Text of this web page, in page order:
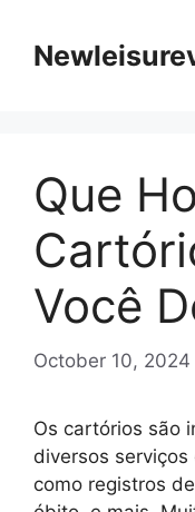
content
Que
Você
October 10, 2024
Os cartórios são
diversos
como registros